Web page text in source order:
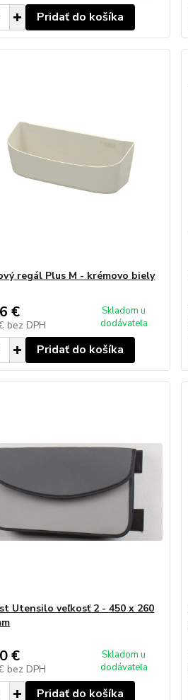
Pridať do košíka
regál Plus M - krémovo biely
€
bez DPH
Skladom u
dodávateľa
Pridať do košíka
Utensilo veľkosť 2 - 450 x 260
€
bez DPH
Skladom u
dodávateľa
Pridať do košíka